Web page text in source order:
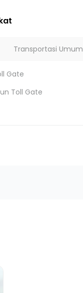
Transportasi Umum
Gate
Toll Gate